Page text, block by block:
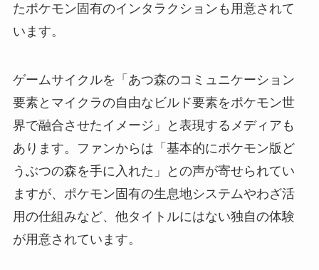
たポケモン固有のインタラクションも用意されて
います。
ゲームサイクルを「あつ森のコミュニケーション
要素とマイクラの自由なビルド要素をポケモン世
界で融合させたイメージ」と表現するメディアも
あります。ファンからは「基本的にポケモン版ど
うぶつの森を手に入れた」との声が寄せられてい
ますが、ポケモン固有の生息地システムやわざ活
用の仕組みなど、他タイトルにはない独自の体験
が用意されています。